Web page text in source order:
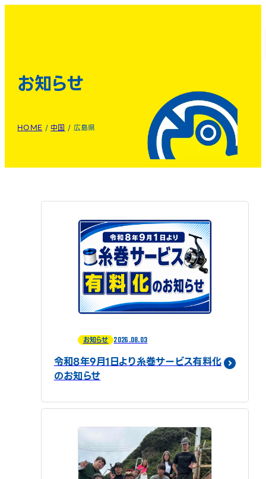
お知らせ
HOME / 中国 / 広島県
お知らせ 2026.08.03
令和8年9月1日より糸巻サービス有料化
のお知らせ